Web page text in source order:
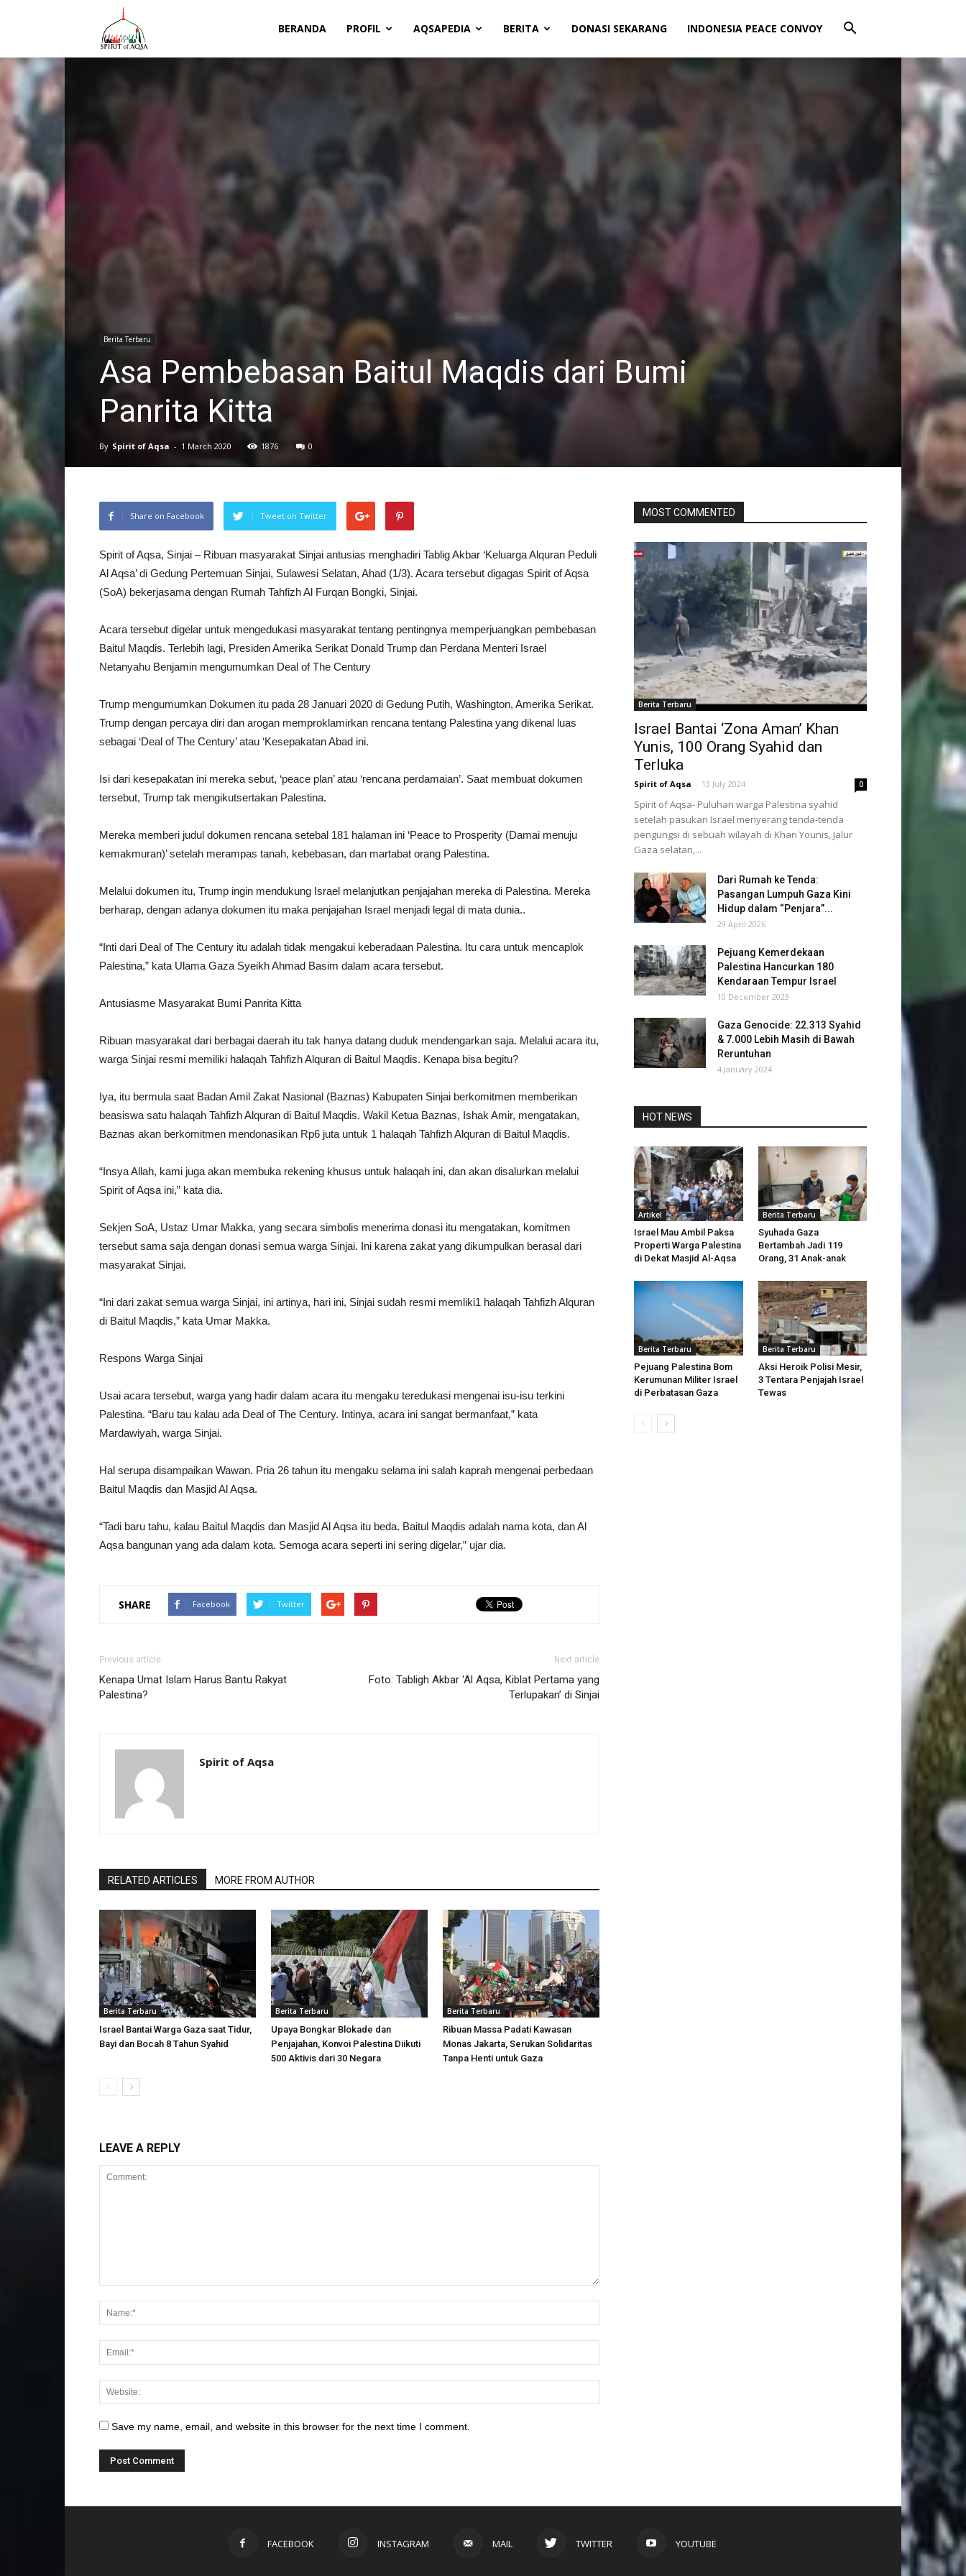
BERANDA PROFIL AQSAPEDIA BERITA DONASI SEKARANG INDONESIA PEACE CONVOY
Berita Terbaru
Asa Pembebasan Baitul Maqdis dari Bumi
Panrita Kitta
By Spirit of Aqsa - 1 March 2020 1876 0
Share on Facebook Tweet on Twitter
Spirit of Aqsa, Sinjai – Ribuan masyarakat Sinjai antusias menghadiri Tablig Akbar ‘Keluarga Alquran Peduli
Al Aqsa’ di Gedung Pertemuan Sinjai, Sulawesi Selatan, Ahad (1/3). Acara tersebut digagas Spirit of Aqsa
(SoA) bekerjasama dengan Rumah Tahfizh Al Furqan Bongki, Sinjai.
Acara tersebut digelar untuk mengedukasi masyarakat tentang pentingnya memperjuangkan pembebasan
Baitul Maqdis. Terlebih lagi, Presiden Amerika Serikat Donald Trump dan Perdana Menteri Israel
Netanyahu Benjamin mengumumkan Deal of The Century
Trump mengumumkan Dokumen itu pada 28 Januari 2020 di Gedung Putih, Washington, Amerika Serikat.
Trump dengan percaya diri dan arogan memproklamirkan rencana tentang Palestina yang dikenal luas
sebagai ‘Deal of The Century’ atau ‘Kesepakatan Abad ini.
Isi dari kesepakatan ini mereka sebut, ‘peace plan’ atau ‘rencana perdamaian’. Saat membuat dokumen
tersebut, Trump tak mengikutsertakan Palestina.
Mereka memberi judul dokumen rencana setebal 181 halaman ini ‘Peace to Prosperity (Damai menuju
kemakmuran)’ setelah merampas tanah, kebebasan, dan martabat orang Palestina.
Melalui dokumen itu, Trump ingin mendukung Israel melanjutkan penjajahan mereka di Palestina. Mereka
berharap, dengan adanya dokumen itu maka penjajahan Israel menjadi legal di mata dunia..
“Inti dari Deal of The Century itu adalah tidak mengakui keberadaan Palestina. Itu cara untuk mencaplok
Palestina,” kata Ulama Gaza Syeikh Ahmad Basim dalam acara tersebut.
Antusiasme Masyarakat Bumi Panrita Kitta
Ribuan masyarakat dari berbagai daerah itu tak hanya datang duduk mendengarkan saja. Melalui acara itu,
warga Sinjai resmi memiliki halaqah Tahfizh Alquran di Baitul Maqdis. Kenapa bisa begitu?
Iya, itu bermula saat Badan Amil Zakat Nasional (Baznas) Kabupaten Sinjai berkomitmen memberikan
beasiswa satu halaqah Tahfizh Alquran di Baitul Maqdis. Wakil Ketua Baznas, Ishak Amir, mengatakan,
Baznas akan berkomitmen mendonasikan Rp6 juta untuk 1 halaqah Tahfizh Alquran di Baitul Maqdis.
“Insya Allah, kami juga akan membuka rekening khusus untuk halaqah ini, dan akan disalurkan melalui
Spirit of Aqsa ini,” kata dia.
Sekjen SoA, Ustaz Umar Makka, yang secara simbolis menerima donasi itu mengatakan, komitmen
tersebut sama saja dengan donasi semua warga Sinjai. Ini karena zakat yang dikumpulkan berasal dari
masyarakat Sinjai.
“Ini dari zakat semua warga Sinjai, ini artinya, hari ini, Sinjai sudah resmi memliki1 halaqah Tahfizh Alquran
di Baitul Maqdis,” kata Umar Makka.
Respons Warga Sinjai
Usai acara tersebut, warga yang hadir dalam acara itu mengaku teredukasi mengenai isu-isu terkini
Palestina. “Baru tau kalau ada Deal of The Century. Intinya, acara ini sangat bermanfaat,” kata
Mardawiyah, warga Sinjai.
Hal serupa disampaikan Wawan. Pria 26 tahun itu mengaku selama ini salah kaprah mengenai perbedaan
Baitul Maqdis dan Masjid Al Aqsa.
“Tadi baru tahu, kalau Baitul Maqdis dan Masjid Al Aqsa itu beda. Baitul Maqdis adalah nama kota, dan Al
Aqsa bangunan yang ada dalam kota. Semoga acara seperti ini sering digelar,” ujar dia.
SHARE Facebook Twitter
Previous article
Kenapa Umat Islam Harus Bantu Rakyat
Palestina?
Next article
Foto: Tabligh Akbar ‘Al Aqsa, Kiblat Pertama yang
Terlupakan’ di Sinjai
Spirit of Aqsa
RELATED ARTICLES MORE FROM AUTHOR
Berita Terbaru
Israel Bantai Warga Gaza saat Tidur,
Bayi dan Bocah 8 Tahun Syahid
Berita Terbaru
Upaya Bongkar Blokade dan
Penjajahan, Konvoi Palestina Diikuti
500 Aktivis dari 30 Negara
Berita Terbaru
Ribuan Massa Padati Kawasan
Monas Jakarta, Serukan Solidaritas
Tanpa Henti untuk Gaza
LEAVE A REPLY
Save my name, email, and website in this browser for the next time I comment.
MOST COMMENTED
Berita Terbaru
Israel Bantai ‘Zona Aman’ Khan
Yunis, 100 Orang Syahid dan
Terluka
Spirit of Aqsa - 13 July 2024 0
Spirit of Aqsa- Puluhan warga Palestina syahid
setelah pasukan Israel menyerang tenda-tenda
pengungsi di sebuah wilayah di Khan Younis, Jalur
Gaza selatan,...
Dari Rumah ke Tenda:
Pasangan Lumpuh Gaza Kini
Hidup dalam “Penjara”...
29 April 2026
Pejuang Kemerdekaan
Palestina Hancurkan 180
Kendaraan Tempur Israel
10 December 2023
Gaza Genocide: 22.313 Syahid
& 7.000 Lebih Masih di Bawah
Reruntuhan
4 January 2024
HOT NEWS
Artikel
Israel Mau Ambil Paksa
Properti Warga Palestina
di Dekat Masjid Al-Aqsa
Berita Terbaru
Syuhada Gaza
Bertambah Jadi 119
Orang, 31 Anak-anak
Berita Terbaru
Pejuang Palestina Bom
Kerumunan Militer Israel
di Perbatasan Gaza
Berita Terbaru
Aksi Heroik Polisi Mesir,
3 Tentara Penjajah Israel
Tewas
FACEBOOK INSTAGRAM MAIL TWITTER YOUTUBE